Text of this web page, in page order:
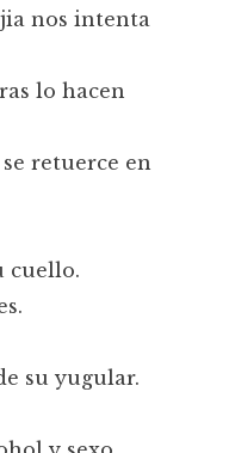
nos intenta
lo hacen
retuerce en
cuello.
su yugular.